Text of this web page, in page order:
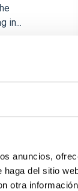
anuncios,
del sitio
otra
in...